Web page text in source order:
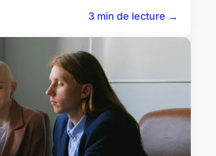
3 min de lecture →